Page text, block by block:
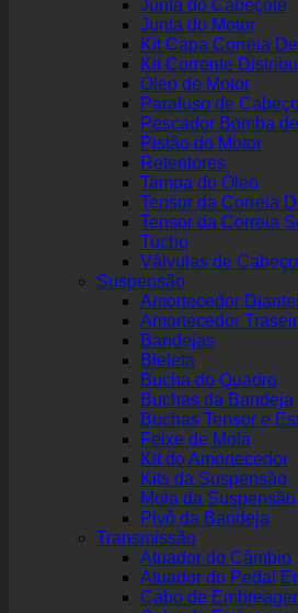
Junta do Cabeçote
Junta do Motor
Kit Capa Correia
Kit Corrente
Óleo de Motor
Parafuso de
Pescador Bomba
Pistão do Motor
Retentores
Tampa do Óleo
Tensor da Correia
Tensor da Correia
Tucho
Válvulas de
Suspensão
Amortecedor
Amortecedor
Bandejas
Bieleta
Bucha do Quadro
Buchas da Bandeja
Buchas Tensor e
Feixe de Mola
Kit do Amortecedor
Kits da Suspensão
Mola da Suspensão
Pivô da Bandeja
Transmissão
Atuador do Câmbio
Atuador do Pedal
Cabo de